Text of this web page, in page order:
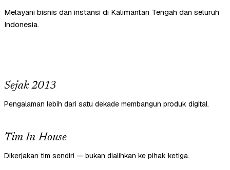
Melayani bisnis dan instansi di Kalimantan Tengah dan seluruh
Indonesia.
Sejak 2013
Pengalaman lebih dari satu dekade membangun produk digital.
Tim In-House
Dikerjakan tim sendiri — bukan dialihkan ke pihak ketiga.